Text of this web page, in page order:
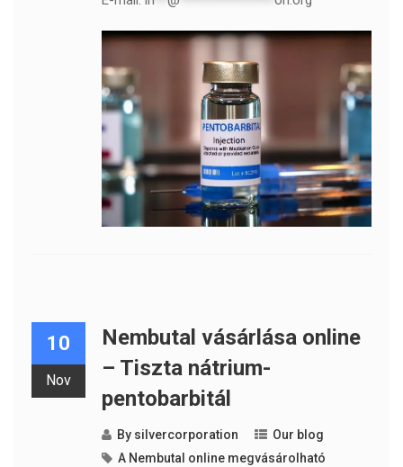
10
Nov
Nembutal vásárlása online
– Tiszta nátrium-
pentobarbitál
By silvercorporation
Our blog
A Nembutal online megvásárolható